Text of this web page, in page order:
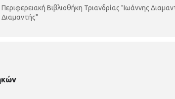
Περιφερειακή Βιβλιοθήκη Τριανδρίας "Ιωάννης
Διαμαντής"